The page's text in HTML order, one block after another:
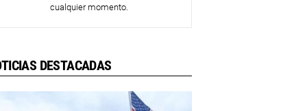
cualquier momento.
DESTACADAS